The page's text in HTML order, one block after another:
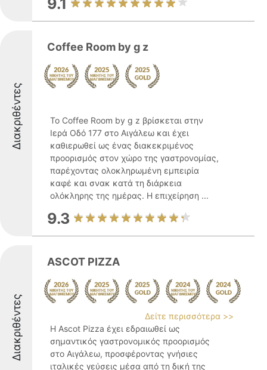
9.1
Διακριθέντες
Coffee Room by g z
Το Coffee Room by g z βρίσκεται στην
Ιερά Οδό 177 στο Αιγάλεω και έχει
καθιερωθεί ως ένας διακεκριμένος
προορισμός στον χώρο της γαστρονομίας,
παρέχοντας ολοκληρωμένη εμπειρία
καφέ και σνακ κατά τη διάρκεια
ολόκληρης της ημέρας. Η επιχείρηση ...
9.3
Διακριθέντες
ASCOT PIZZA
Δείτε περισσότερα >>
Η Ascot Pizza έχει εδραιωθεί ως
σημαντικός γαστρονομικός προορισμός
στο Αιγάλεω, προσφέροντας γνήσιες
ιταλικές γεύσεις μέσα από τη δική της